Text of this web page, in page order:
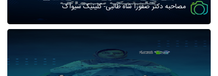
مصاحبه دکتر صفورا شاه طالبی- کلینیک سیواک